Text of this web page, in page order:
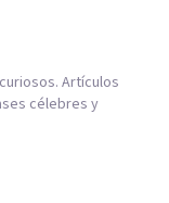
Artículos
célebres y